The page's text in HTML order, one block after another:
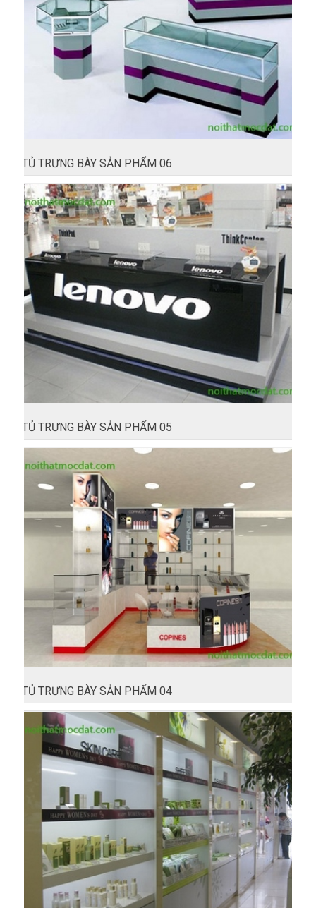
TỦ TRƯNG BÀY SẢN PHẨM 06
TỦ TRƯNG BÀY SẢN PHẨM 05
TỦ TRƯNG BÀY SẢN PHẨM 04